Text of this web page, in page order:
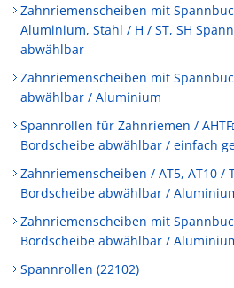
Zahnriemenscheiben mit
Aluminium, Stahl / H / ST, SH
abwählbar
Zahnriemenscheiben mit
abwählbar / Aluminium
Spannrollen für Zahnriemen /
Bordscheibe abwählbar / einfach
Zahnriemenscheiben / AT5, AT10 /
Bordscheibe abwählbar /
Zahnriemenscheiben mit
Bordscheibe abwählbar /
Spannrollen (22102)